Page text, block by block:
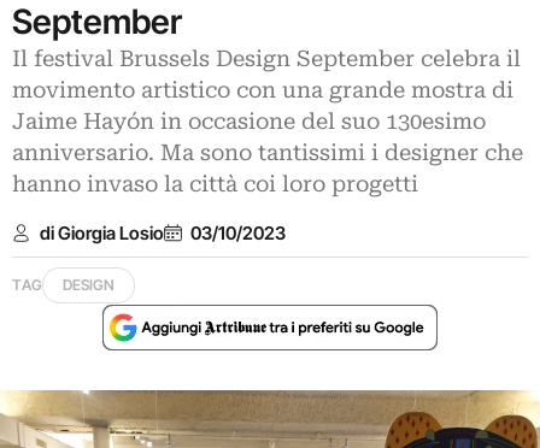
September
Il festival Brussels Design September celebra il
movimento artistico con una grande mostra di
Jaime Hayón in occasione del suo 130esimo
anniversario. Ma sono tantissimi i designer che
hanno invaso la città coi loro progetti
di Giorgia Losio 03/10/2023
TAG DESIGN